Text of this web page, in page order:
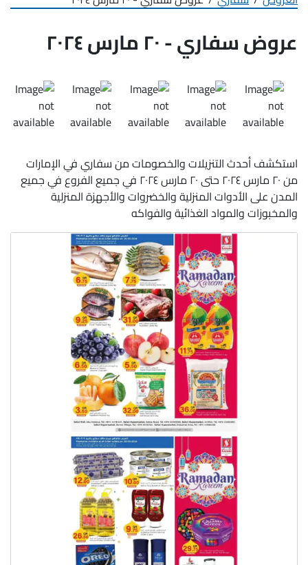
عروض سفاري - ٢٠ مارس ٢٠٢٤
استكشف أحدث التنزيلات والخصومات من سفاري في الإمارات
من ٢٠ مارس ٢٠٢٤ حتى ٢٠ مارس ٢٠٢٤ في جميع الفروع في جميع
المدن على الأدوات المنزلية والخضروات والأجهزة المنزلية
والمخبوزات والمواد الغذائية والفواكه